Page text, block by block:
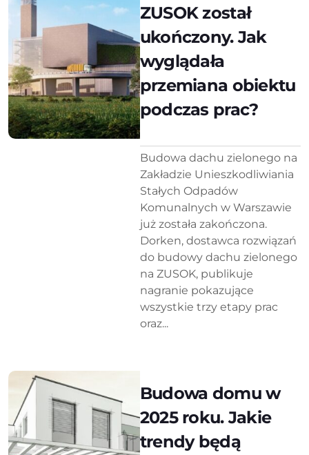
ZUSOK został
ukończony. Jak
wyglądała
przemiana obiektu
podczas prac?
Budowa dachu zielonego na
Zakładzie Unieszkodliwiania
Stałych Odpadów
Komunalnych w Warszawie
już została zakończona.
Dorken, dostawca rozwiązań
do budowy dachu zielonego
na ZUSOK, publikuje
nagranie pokazujące
wszystkie trzy etapy prac
oraz...
Budowa domu w
2025 roku. Jakie
trendy będą